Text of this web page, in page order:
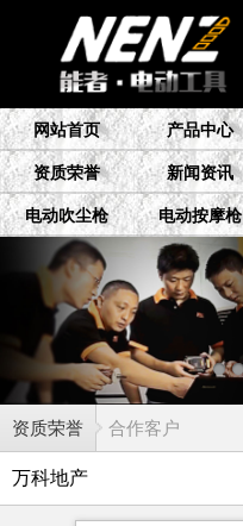
网站首页 产品中心
资质荣誉 新闻资讯
电动吹尘枪 电动按摩枪
资质荣誉 合作客户
万科地产